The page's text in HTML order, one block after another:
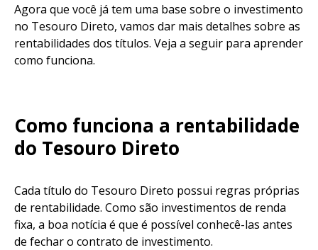
Agora que você já tem uma base sobre o investimento
no Tesouro Direto, vamos dar mais detalhes sobre as
rentabilidades dos títulos. Veja a seguir para aprender
como funciona.
Como funciona a rentabilidade
do Tesouro Direto
Cada título do Tesouro Direto possui regras próprias
de rentabilidade. Como são investimentos de renda
fixa, a boa notícia é que é possível conhecê-las antes
de fechar o contrato de investimento.